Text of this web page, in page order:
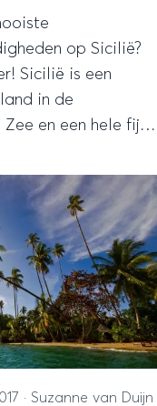
op Sicilië?
Sicilië is een
in de
en een hele fijne
van de
en zit boordevol
en leuke dingen om
welke highlights
Lees snel
· Suzanne van Duijn